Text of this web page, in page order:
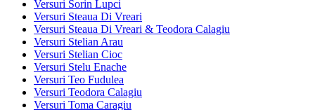
Versuri Sorin Lupci
Versuri Steaua Di Vreari
Versuri Steaua Di Vreari & Teodora Calagiu
Versuri Stelian Arau
Versuri Stelian Cioc
Versuri Stelu Enache
Versuri Teo Fudulea
Versuri Teodora Calagiu
Versuri Toma Caragiu